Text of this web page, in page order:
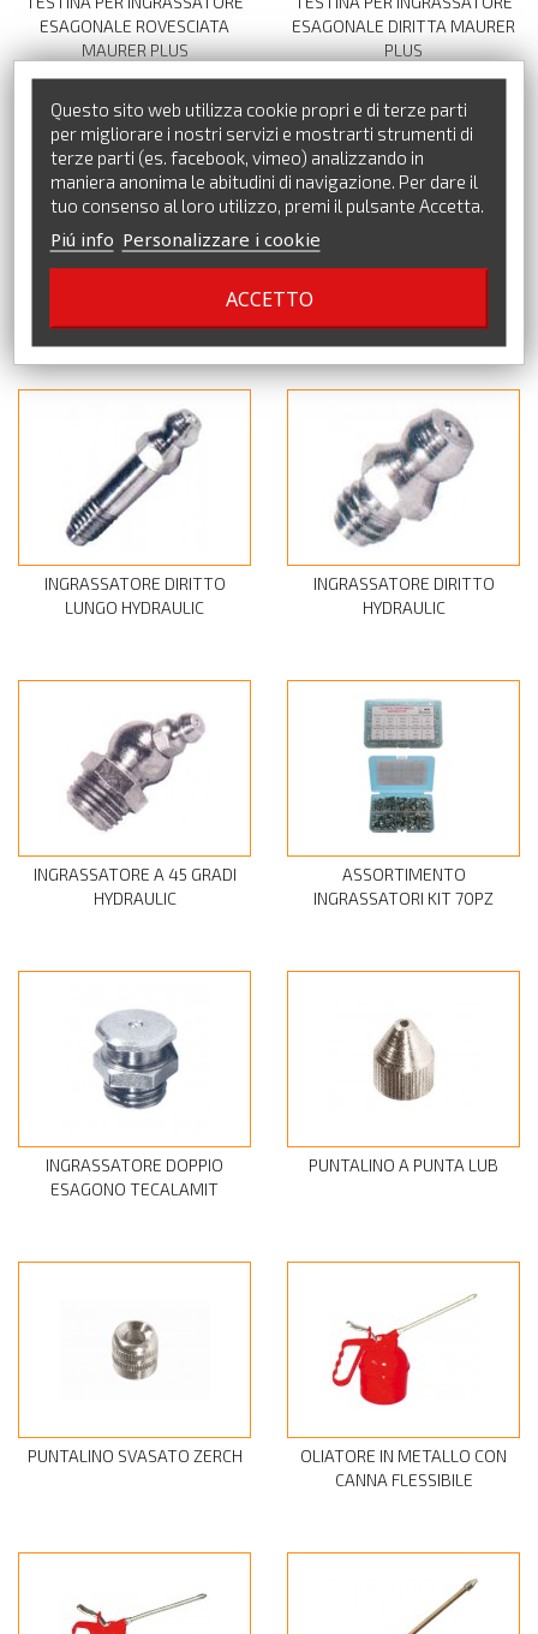
ESAGONALE ROVESCIATA
MAURER PLUS
ESAGONALE DIRITTA MAURER
PLUS
TESTINA PER INGRASSATORE
INGRASSATORE IN OTTONE
INGRASSATORE DIRITTO
LUNGO HYDRAULIC
INGRASSATORE DIRITTO
HYDRAULIC
INGRASSATORE A 45 GRADI
HYDRAULIC
ASSORTIMENTO
INGRASSATORI KIT 70PZ
INGRASSATORE DOPPIO
ESAGONO TECALAMIT
PUNTALINO A PUNTA LUB
PUNTALINO SVASATO ZERCH
OLIATORE IN METALLO CON
CANNA FLESSIBILE
Questo sito web utilizza cookie propri e di terze parti
per migliorare i nostri servizi e mostrarti strumenti di
terze parti (es. facebook, vimeo) analizzando in
maniera anonima le abitudini di navigazione. Per dare il
tuo consenso al loro utilizzo, premi il pulsante Accetta.
Piú info Personalizzare i cookie
ACCETTO